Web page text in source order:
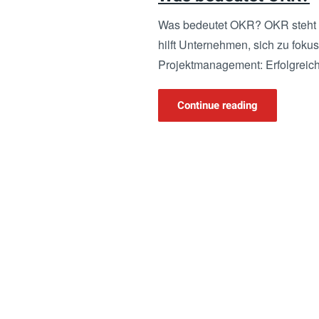
Was bedeutet OKR? OKR
hilft Unternehmen, sich zu
Projektmanagement:
Continue reading